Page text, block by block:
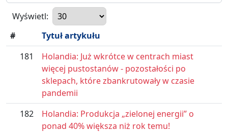
Wyświetl:
#
Tytuł artykułu
181
Holandia: Już wkrótce w centrach miast
więcej pustostanów - pozostałości po
sklepach, które zbankrutowały w czasie
pandemii
182
Holandia: Produkcja „zielonej energii” o
ponad 40% większa niż rok temu!